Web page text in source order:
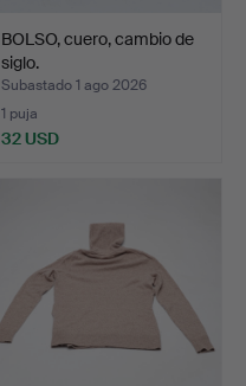
BOLSO, cuero, cambio de
siglo.
Subastado 1 ago 2026
1 puja
32 USD